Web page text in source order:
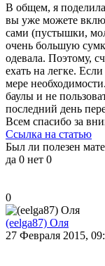
В общем, я
вы уже можете
сами (пустышки,
очень большую
одевала. Поэтому,
ехать на легке.
мере
баулы и не
последний день
Всем спасибо за
Ссылка на статью
Был ли полезен
да 0 нет 0
0
(eelga87) Оля
27 Февраля 2015,